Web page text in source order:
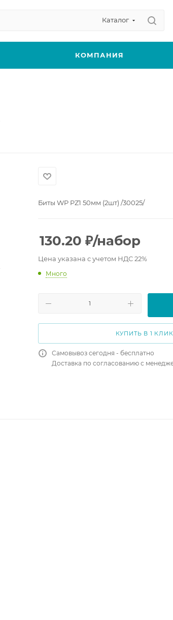
Каталог
КОМПАНИЯ
Биты WP PZ1 50мм (2шт) /30025/
130.20 ₽/набор
Цена указана с учетом НДС 22%
Много
КУПИТЬ В 1 КЛИК
Самовывоз сегодня - бесплатно
Доставка по согласованию с